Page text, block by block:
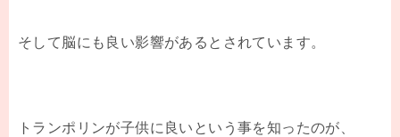
そして脳にも良い影響があるとされています。
トランポリンが子供に良いという事を知ったのが、